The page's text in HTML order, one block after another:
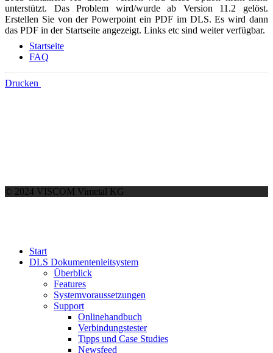
unterstützt. Das Problem wird/wurde ab Version 11.2 gelöst.
Erstellen Sie von der Powerpoint ein PDF im DLS. Es wird dann
das PDF in der Startseite angezeigt. Links etc sind weiter verfügbar.
Startseite
FAQ
Drucken
© 2024 VISCOM Vimetal KG
Start
DLS Dokumentenleitsystem
Überblick
Features
Systemvoraussetzungen
Support
Onlinehandbuch
Verbindungstester
Tipps und Case Studies
Newsfeed